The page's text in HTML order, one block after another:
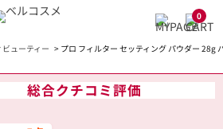
0
ューティー > プロ フィルター セッティング パウダー 28g
総合クチコミ評価